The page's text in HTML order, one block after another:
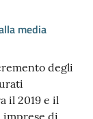
media
degli
il 2019 e il
imprese di